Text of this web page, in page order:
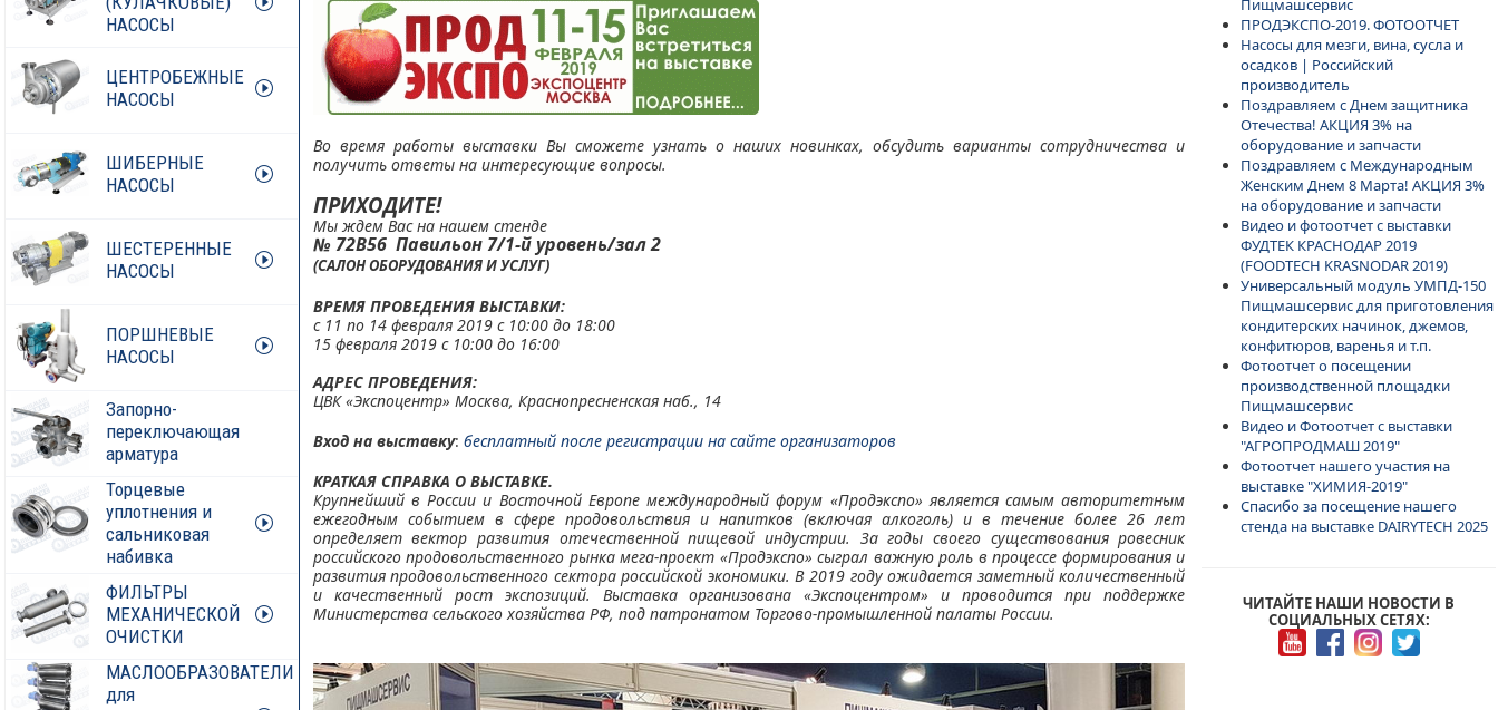
НАСОСЫ
ЦЕНТРОБЕЖНЫЕ
НАСОСЫ
ШИБЕРНЫЕ
НАСОСЫ
ШЕСТЕРЕННЫЕ
НАСОСЫ
ПОРШНЕВЫЕ
НАСОСЫ
Запорно-
переключающая
арматура
Торцевые
уплотнения и
сальниковая
набивка
ФИЛЬТРЫ
МЕХАНИЧЕСКОЙ
ОЧИСТКИ
МАСЛООБРАЗОВАТЕЛИ
для
Во время работы выставки Вы сможете узнатьо наших новинках, обсудить варианты сотрудничества и
получить ответы на интересующие вопросы.
ПРИХОДИТЕ!
Мы ждем Вас на нашем стенде
№ 72B56 Павильон 7/1-й уровень/зал 2
(САЛОН ОБОРУДОВАНИЯ И УСЛУГ)
ВРЕМЯ ПРОВЕДЕНИЯ ВЫСТАВКИ:
с 11 по 14 февраля 2019 с 10:00 до 18:00
15 февраля 2019 с 10:00 до 16:00
АДРЕС ПРОВЕДЕНИЯ:
ЦВК «Экспоцентр» Москва, Краснопресненская наб., 14
Вход на выставку: бесплатный после регистрации на сайте организаторов
КРАТКАЯ СПРАВКА О ВЫСТАВКЕ.
Крупнейший в России и Восточной Европе международный форум «Продэкспо» является самым авторитетным
ежегодным событием в сфере продовольствия и напитков (включая алкоголь) и в течение более 26 лет
определяет вектор развития отечественной пищевой индустрии. За годы своего существования ровесник
российского продовольственного рынка мега-проект «Продэкспо» сыграл важную роль в процессе формирования и
развития продовольственного сектора российской экономики. В 2019 году ожидается заметный количественный
и качественный рост экспозиций. Выставка организована «Экспоцентром» и проводится при поддержке
Министерства сельского хозяйства РФ, под патронатом Торгово-промышленной палаты России.
Пищмашсервис
ПРОДЭКСПО-2019. ФОТООТЧЕТ
Насосы для мезги, вина, сусла и
осадков | Российский
производитель
Поздравляем с Днем защитника
Отечества! АКЦИЯ 3% на
оборудование и запчасти
Поздравляем с Международным
Женским Днем 8 Марта! АКЦИЯ 3%
на оборудование и запчасти
Видео и фотоотчет с выставки
ФУДТЕК КРАСНОДАР 2019
(FOODTECH KRASNODAR 2019)
Универсальный модуль УМПД-150
Пищмашсервис для приготовления
кондитерских начинок, джемов,
конфитюров, варенья и т.п.
Фотоотчет о посещении
производственной площадки
Пищмашсервис
Видео и Фотоотчет с выставки
"АГРОПРОДМАШ 2019"
Фотоотчет нашего участия на
выставке "ХИМИЯ-2019"
Спасибо за посещение нашего
стенда на выставке DAIRYTECH 2025
ЧИТАЙТЕ НАШИ НОВОСТИ В
СОЦИАЛЬНЫХ СЕТЯХ: